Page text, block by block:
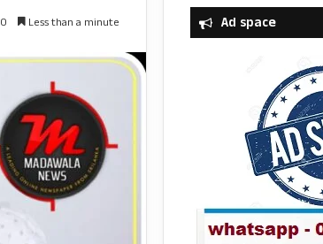
0 Less than a minute Ad space